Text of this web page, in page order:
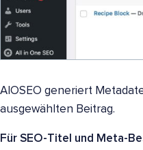
AIOSEO generiert
ausgewählten Beitrag.
Für SEO-Titel und Meta-